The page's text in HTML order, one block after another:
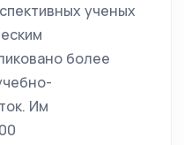
ученых
более
Им